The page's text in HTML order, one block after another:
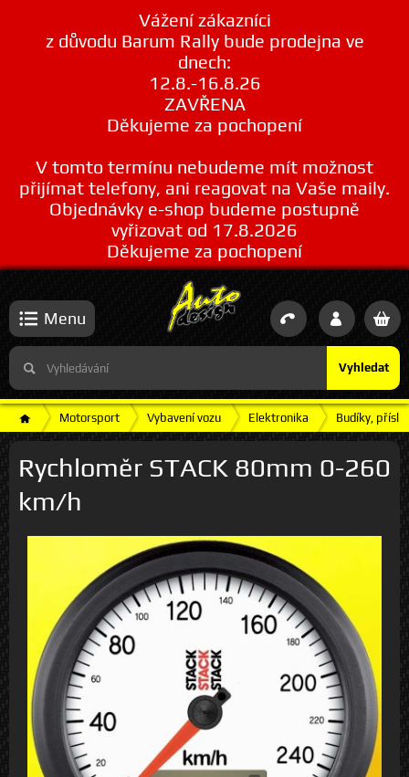
Vážení zákazníci
z důvodu Barum Rally bude prodejna ve
dnech:
12.8.-16.8.26
ZAVŘENA
Děkujeme za pochopení
V tomto termínu nebudeme mít možnost
přijímat telefony, ani reagovat na Vaše maily.
Objednávky e-shop budeme postupně
vyřizovat od 17.8.2026
Děkujeme za pochopení
Vyhledat
Menu
Motorsport Vybavení vozu Elektronika Budíky,
Rychloměr STACK 80mm 0-260
km/h